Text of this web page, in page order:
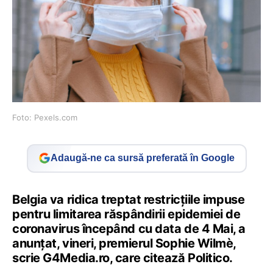
Foto: Pexels.com
Adaugă-ne ca sursă preferată în Google
Belgia va ridica treptat restricțiile impuse
pentru limitarea răspândirii epidemiei de
coronavirus începând cu data de 4 Mai, a
anunțat, vineri, premierul Sophie Wilmè,
scrie G4Media.ro, care citează Politico.